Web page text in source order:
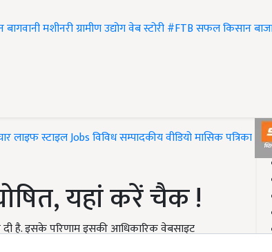
बागवानीमशीनरीग्रामीण उद्योगवेब स्टोरी#FTBसफल किसान
लाइफ स्टाइलJobsविविधसम्पादकीयवीडियोमासिक पत्रिका
यहां करें चैक !
है. इसके परिणाम इसकी आधिकारिक वेबसाइट